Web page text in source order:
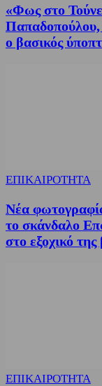
«Φως στο
Παπαδοπούλου,
ο βασικός
ΕΠΙΚΑΙΡΟΤΗΤΑ
Νέα
το σκάνδαλο
στο εξοχικό της
ΕΠΙΚΑΙΡΟΤΗΤΑ